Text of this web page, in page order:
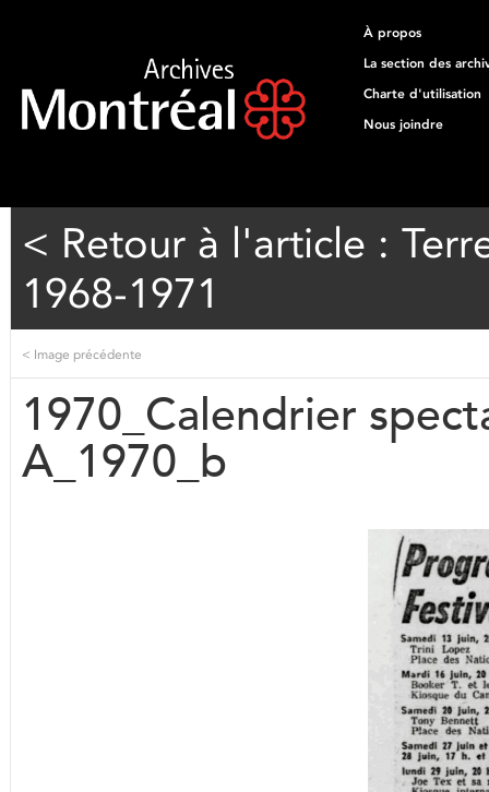
À propos
La section des
Charte d'utilisation
Nous joindre
< Retour à l'article :
1968-1971
< Image précédente
1970_Calendrier
A_1970_b